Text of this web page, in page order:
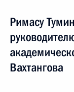
Римасу
Вахтангова